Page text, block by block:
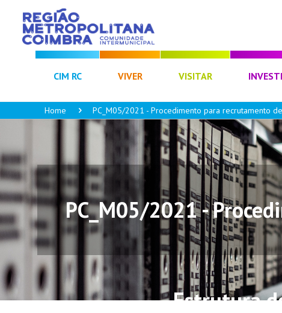
CIM RC VIVER VISITAR
Home PC_M05/2021 - Procedimento para recrutamento
PC_M05/2021 -
Estrutura